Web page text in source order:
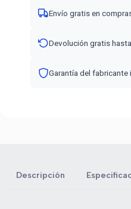
Envío gratis en
Devolución gratis
Garantía del fabricante
Descripción